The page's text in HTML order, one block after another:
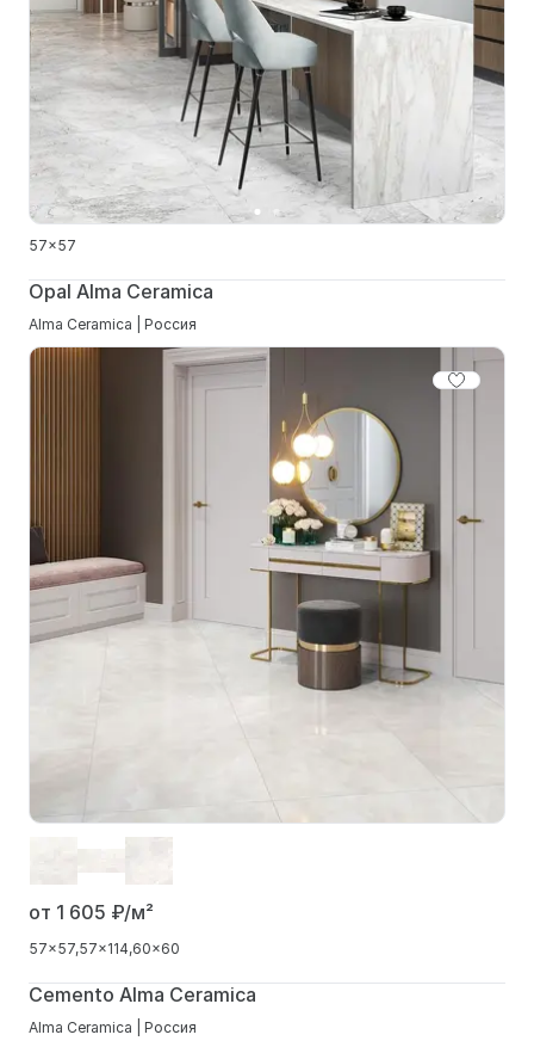
57x57
Opal Alma Ceramica
Alma Ceramica | Россия
от 1 605 ₽/м²
57x57 57x114 60x60
Cemento Alma Ceramica
Alma Ceramica | Россия